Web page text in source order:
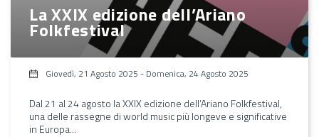
La XXIX edizione dell’Ariano
Folkfestival
Giovedì, 21 Agosto 2025 - Domenica, 24 Agosto 2025
Dal 21 al 24 agosto la XXIX edizione dell’Ariano Folkfestival,
una delle rassegne di world music più longeve e significative
in Europa...